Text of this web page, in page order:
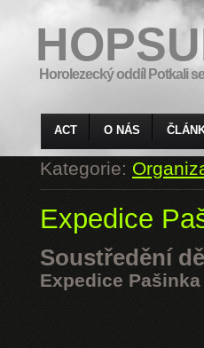
Horolezecký oddíl Potkali
ACT O NÁS
Kategorie:
Expedice
Soustředění
Expedice Pašinka